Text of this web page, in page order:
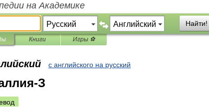
на Академике
Найти!
Книги Игры ⚽
с английского на русский
З